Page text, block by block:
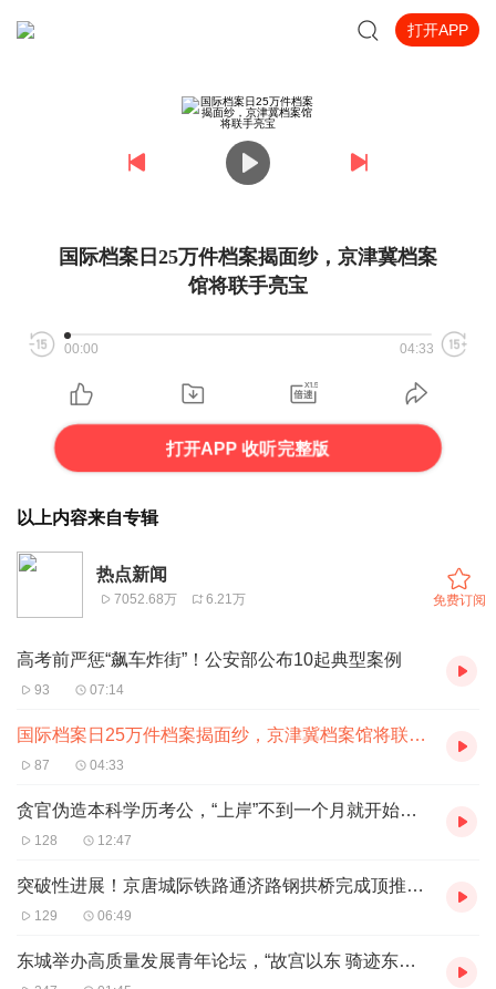
打开APP
国际档案日25万件档案揭面纱，京津冀档案
馆将联手亮宝
00:00 04:33
打开APP 收听完整版
以上内容来自专辑
热点新闻
7052.68万 6.21万 免费订阅
高考前严惩“飙车炸街”！公安部公布10起典型案例
93 07:14
国际档案日25万件档案揭面纱，京津冀档案馆将联手亮宝
87 04:33
贪官伪造本科学历考公，“上岸”不到一个月就开始捞钱！
128 12:47
突破性进展！京唐城际铁路通济路钢拱桥完成顶推作业
129 06:49
东城举办高质量发展青年论坛，“故宫以东 骑迹东城”青年骑行地图发布